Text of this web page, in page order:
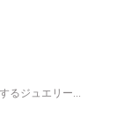
るジュエリー...